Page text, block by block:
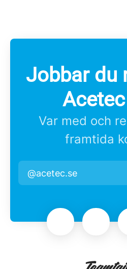
Jobbar du
Var med och
framtida
@acetec.se